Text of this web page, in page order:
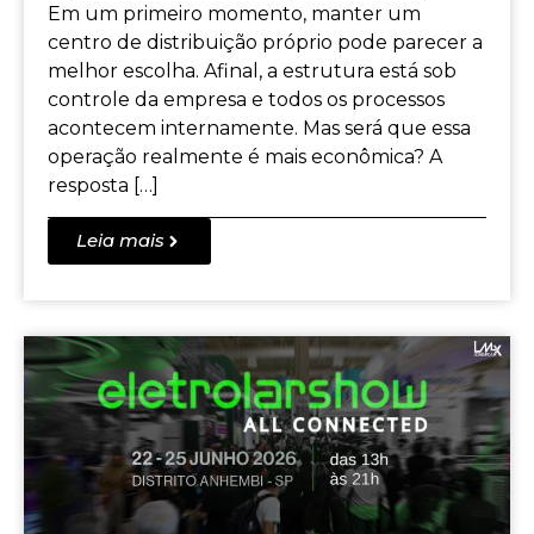
Em um primeiro momento, manter um
centro de distribuição próprio pode parecer a
melhor escolha. Afinal, a estrutura está sob
controle da empresa e todos os processos
acontecem internamente. Mas será que essa
operação realmente é mais econômica? A
resposta […]
Leia mais